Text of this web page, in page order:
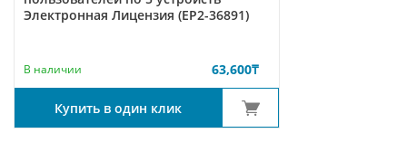
Электронная Лицензия (EP2-36891)
В наличии 63,600₸
Купить в один клик